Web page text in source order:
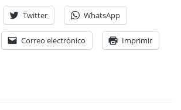
Twitter WhatsApp
Correo electrónico Imprimir